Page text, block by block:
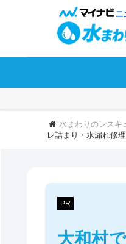
水まわりのレスキ
レ詰まり・水漏れ修
PR
大和村